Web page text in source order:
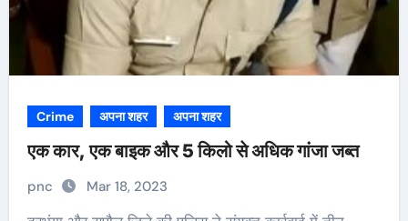
Crime अपना शहर अपना शहर
एक कार, एक बाइक और 5 किलो से अधिक गांजा जब्त
pnc Mar 18, 2023